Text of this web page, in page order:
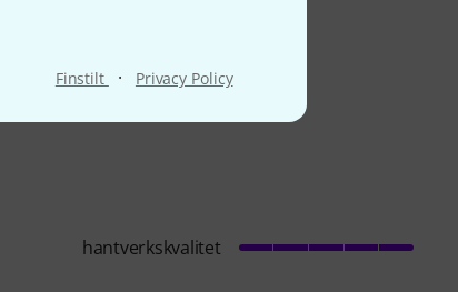
Finstilt · Privacy Policy
hantverkskvalitet